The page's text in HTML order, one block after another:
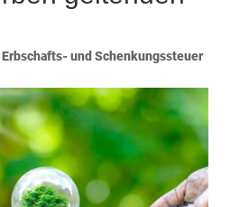
Erbschafts- und Schenkungssteuer